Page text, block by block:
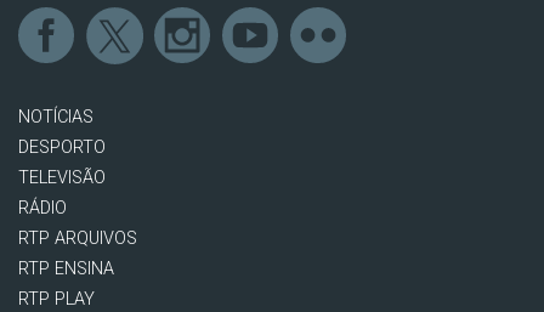
NOTÍCIAS
DESPORTO
TELEVISÃO
RÁDIO
RTP ARQUIVOS
RTP ENSINA
RTP PLAY